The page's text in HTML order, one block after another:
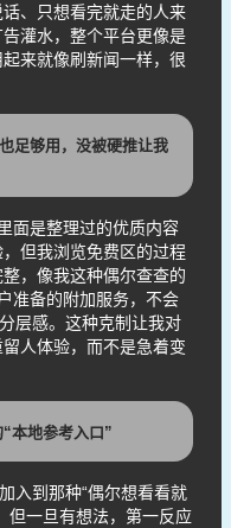
、只想看完就走的人来
灌水，整个平台更像是
来就像刷新闻一样，很
足够用，没被硬推让我
面是整理过的优质内容
但我浏览免费区的过程
，像我这种偶尔查查的
准备的附加服务，不会
层感。这种克制让我对
人体验，而不是急着变
本地参考入口”
入到那种“偶尔想看看就
但一旦有想法，第一反应